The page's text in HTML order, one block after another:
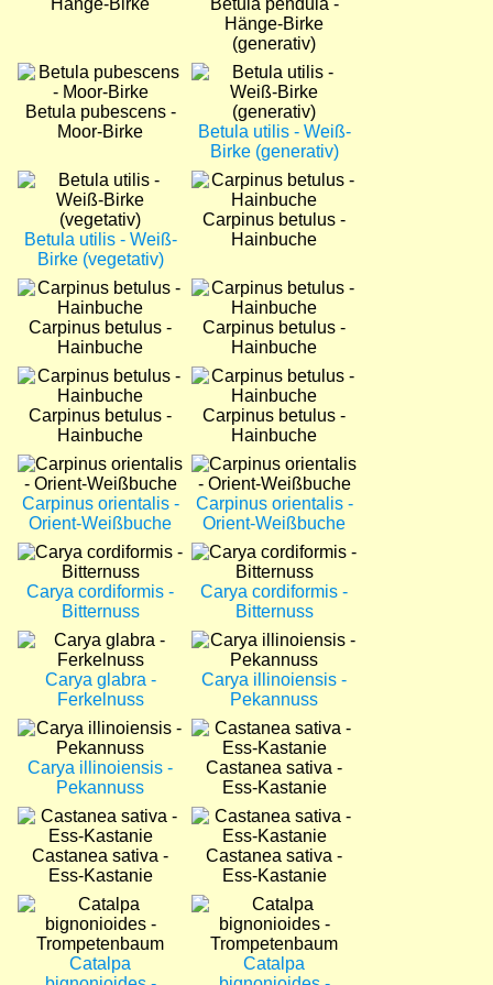
Hänge-Birke
Betula pendula -
Hänge-Birke
(generativ)
Bild
Betula pubescens -
Moor-Birke
Bild
Betula utilis - Weiß-
Birke (generativ)
Bild
Betula utilis - Weiß-
Birke (vegetativ)
Bild
Carpinus betulus -
Hainbuche
Bild
Carpinus betulus -
Hainbuche
Bild
Carpinus betulus -
Hainbuche
Bild
Carpinus betulus -
Hainbuche
Bild
Carpinus betulus -
Hainbuche
Bild
Carpinus orientalis -
Orient-Weißbuche
Bild
Carpinus orientalis -
Orient-Weißbuche
Bild
Carya cordiformis -
Bitternuss
Bild
Carya cordiformis -
Bitternuss
Bild
Carya glabra -
Ferkelnuss
Bild
Carya illinoiensis -
Pekannuss
Bild
Carya illinoiensis -
Pekannuss
Bild
Castanea sativa -
Ess-Kastanie
Bild
Castanea sativa -
Ess-Kastanie
Bild
Castanea sativa -
Ess-Kastanie
Bild
Catalpa
Bild
Catalpa